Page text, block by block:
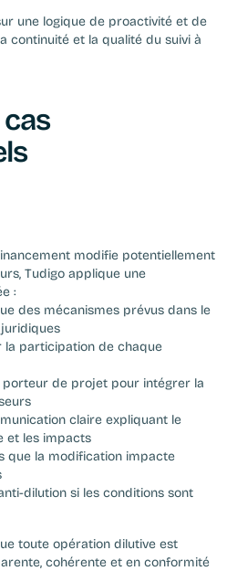
une logique de proactivité et de
continuité et la qualité du suivi à
modifie potentiellement
Tudigo applique une
:
des mécanismes prévus dans le
la participation de chaque
porteur de projet pour intégrer la
claire expliquant le
et les impacts
que la modification impacte
dilution si les conditions sont
toute opération dilutive est
cohérente et en conformité